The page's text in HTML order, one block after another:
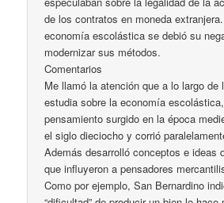
de los contratos en moneda
economía escolástica se debió su
modernizar sus métodos.
Comentarios
Me llamó la atención que a lo largo de
estudia sobre la economía
pensamiento surgido en la época
el siglo dieciocho y corrió
Además desarrolló conceptos e ideas
que influyeron a pensadores
Como por ejemplo, San Bernardino